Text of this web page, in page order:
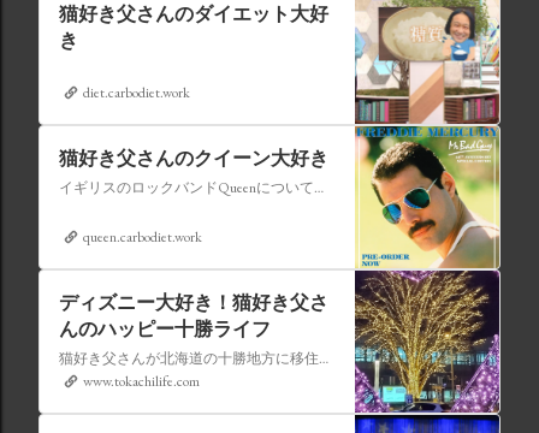
猫好き父さんのダイエット大好
き
diet.carbodiet.work
猫好き父さんのクイーン大好き
イギリスのロックバンドQueenについての情報をアップします。
queen.carbodiet.work
ディズニー大好き！猫好き父さ
んのハッピー十勝ライフ
猫好き父さんが北海道の十勝地方に移住しました。なれない北海道の暮らしについてお伝えします。
www.tokachilife.com